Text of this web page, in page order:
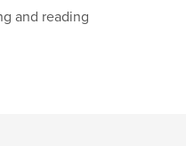
and reading